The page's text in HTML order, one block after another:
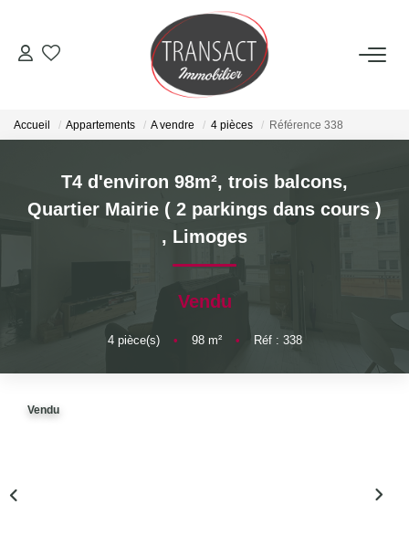
ACCUEIL
LOUER
NOTRE AGENCE
Accueil Appartements A vendre 4 pièces Référence 338
T4 d'environ 98m², trois balcons,
Quartier Mairie ( 2 parkings dans cours )
, Limoges
Vendu
4pièce(s) • 98m² • Réf : 338
Vendu